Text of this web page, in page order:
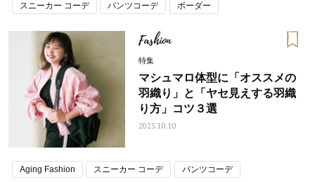
スニーカー コーデ パンツコーデ ボーダー
ワンピース コーデ 秋コーデ トレンド
Fashion
特集
マシュマロ体型に「オススメの
羽織り」と「ヤセ見えする羽織
り方」コツ３選
2025.10.10
Aging Fashion スニーカー コーデ パンツコーデ